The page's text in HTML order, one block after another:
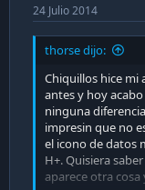
24 Julio 2014
thorse dijo:
Chiquillos hice mi
antes y hoy
ninguna
impresin que no
el icono de datos
H+. Quisiera
aparece otra